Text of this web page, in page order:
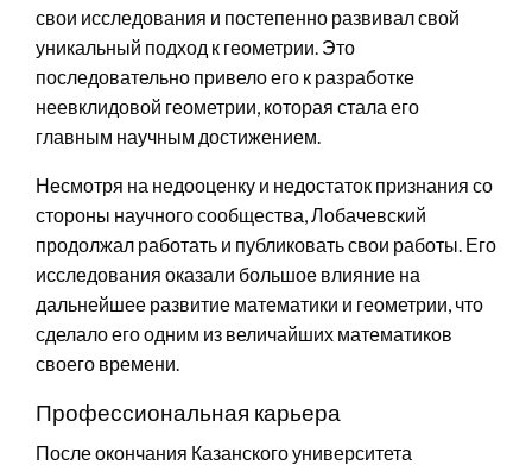
свои исследования и постепенно развивал свой
уникальный подход к геометрии. Это
последовательно привело его к разработке
неевклидовой геометрии, которая стала его
главным научным достижением.
Несмотря на недооценку и недостаток признания со
стороны научного сообщества, Лобачевский
продолжал работать и публиковать свои работы. Его
исследования оказали большое влияние на
дальнейшее развитие математики и геометрии, что
сделало его одним из величайших математиков
своего времени.
Профессиональная карьера
После окончания Казанского университета